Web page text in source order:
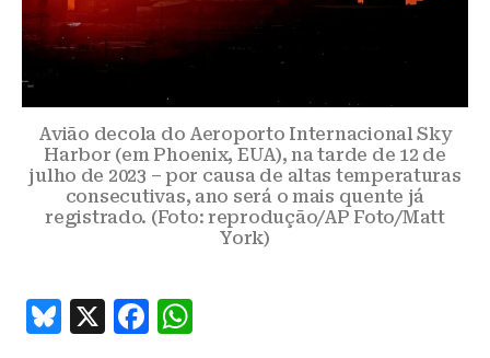
Avião decola do Aeroporto Internacional Sky
Harbor (em Phoenix, EUA), na tarde de 12 de
julho de 2023 – por causa de altas temperaturas
consecutivas, ano será o mais quente já
registrado. (Foto: reprodução/AP Foto/Matt
York)
B
X
F